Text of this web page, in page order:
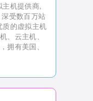
机提供商,
受数百万站
的虚拟主机
、云主机、
拥有美国、